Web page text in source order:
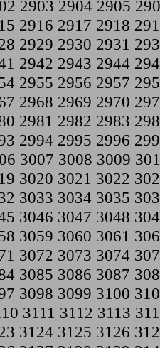
2903 2904 2905
2916 2917 2918
2929 2930 2931
2942 2943 2944
2955 2956 2957
2968 2969 2970
2981 2982 2983
2994 2995 2996
3007 3008 3009
3020 3021 3022
3033 3034 3035
3046 3047 3048
3059 3060 3061
3072 3073 3074
3085 3086 3087
3098 3099 3100
3111 3112 3113
3124 3125 3126